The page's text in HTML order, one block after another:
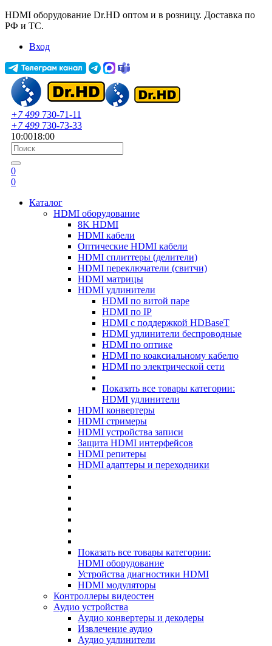
HDMI оборудование Dr.HD оптом и в розницу. Доставка по
РФ и ТС.
Вход
+7 499 730-71-11
+7 499 730-73-33
10:0018:00
0
0
Каталог
HDMI оборудование
8K HDMI
HDMI кабели
Оптические HDMI кабели
HDMI сплиттеры (делители)
HDMI переключатели (свитчи)
HDMI матрицы
HDMI удлинители
HDMI по витой паре
HDMI по IP
HDMI с поддержкой HDBaseT
HDMI удлинители беспроводные
HDMI по оптике
HDMI по коаксиальному кабелю
HDMI по электрической сети
Показать все товары категории:
HDMI удлинители
HDMI конвертеры
HDMI стримеры
HDMI устройства записи
Защита HDMI интерфейсов
HDMI репитеры
HDMI адаптеры и переходники
Показать все товары категории:
HDMI оборудование
Устройства диагностики HDMI
HDMI модуляторы
Контроллеры видеостен
Аудио устройства
Аудио конвертеры и декодеры
Извлечение аудио
Аудио удлинители